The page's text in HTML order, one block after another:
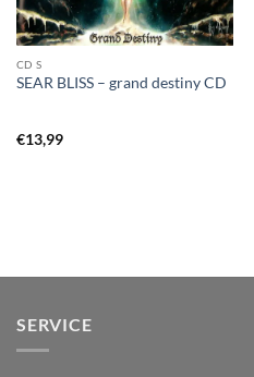
CD S
SEAR BLISS – grand destiny CD
€13,99
SERVICE